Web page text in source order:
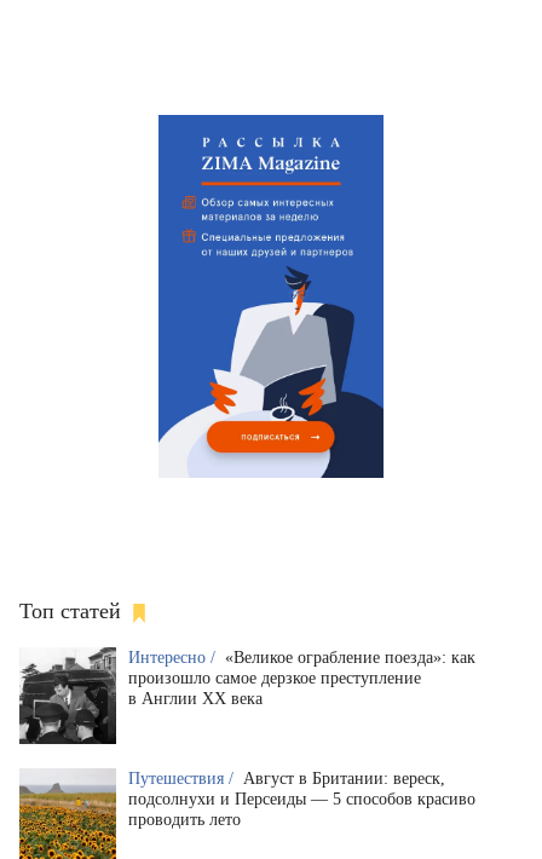
Топ статей
Интересно / «Великое ограбление поезда»: как
произошло самое дерзкое преступление
в Англии XX века
Путешествия / Август в Британии: вереск,
подсолнухи и Персеиды — 5 способов красиво
проводить лето